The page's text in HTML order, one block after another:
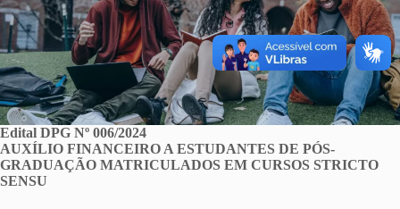
Edital DPG Nº 006/2024
AUXÍLIO FINANCEIRO A ESTUDANTES DE PÓS-
GRADUAÇÃO MATRICULADOS EM CURSOS STRICTO
SENSU